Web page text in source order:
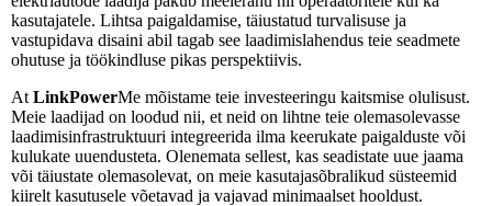
kasutajatele. Lihtsa paigaldamise, täiustatud turvalisuse ja
vastupidava disaini abil tagab see laadimislahendus teie seadmete
ohutuse ja töökindluse pikas perspektiivis.
At LinkPowerMe mõistame teie investeeringu kaitsmise olulisust.
Meie laadijad on loodud nii, et neid on lihtne teie olemasolevasse
laadimisinfrastruktuuri integreerida ilma keerukate paigalduste või
kulukate uuendusteta. Olenemata sellest, kas seadistate uue jaama
või täiustate olemasolevat, on meie kasutajasõbralikud süsteemid
kiirelt kasutusele võetavad ja vajavad minimaalset hooldust.